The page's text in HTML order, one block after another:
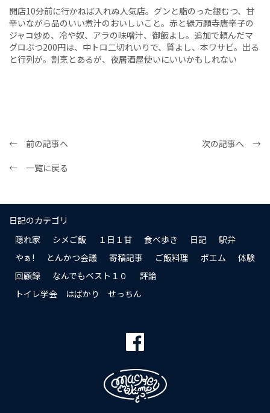
開店10分前に行かねば入れぬ人気店。グンと脂のった銀むつ、甘
辛いながら品のいい煮汁のおいしいこと。赤と緑万願寺唐辛子の
ジャコ炒め、冷や奴、アラの味噌汁、御飯よし。追加で頼んだマ
グロぶつ200円は、中トロ二切れいりで、質よし、本ワサビ。出る
と行列が。割烹とあるが、夜居酒屋使いにいいかもしれない
← 前の記事へ
次の記事へ →
← 一覧に戻る
日記のカテゴリ
隠れ家
シメご飯 １日１甘 食べ歩き 日記
駅弁
やぁ!
とんかつ会議 寄稿記事 ご飯料理 ポエム
体験
回顧録
なんでもベスト１０
評論
トイレ学会 はばかり せっちん